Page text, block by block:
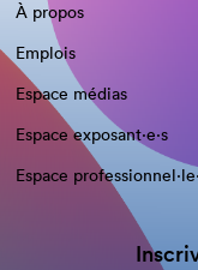
À propos
Emplois
Espace médias
Espace exposant·e⋅s
Espace